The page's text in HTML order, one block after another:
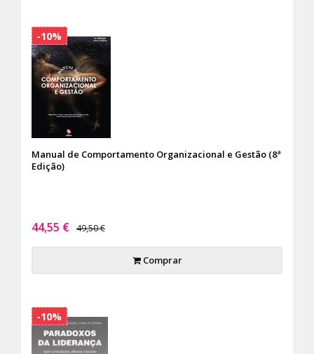
Manual de Comportamento Organizacional e Gestão (8ª
Edição)
44,55 € 49,50 €
Comprar
-10%
-10%